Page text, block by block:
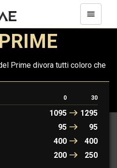
Prime divora tutti coloro che
GRENDEL PRIME
0 30
1095
1295
95
95
400
400
200 250